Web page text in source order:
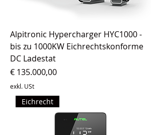
Alpitronic Hypercharger HYC1000 -
bis zu 1000KW Eichrechtskonforme
DC Ladestat
Preis
€ 135.000,00
exkl. USt
Eichrecht